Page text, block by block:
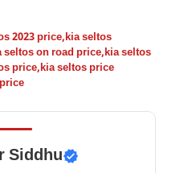
2023 price,kia seltos
seltos on road price,kia seltos
price,kia seltos price
Siddhu